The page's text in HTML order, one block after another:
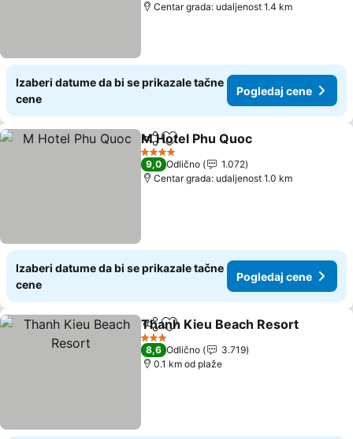
Centar grada: udaljenost 1.4 km
Izaberi datume da bi se prikazale tačne
cene
Pogledaj cene
Deli Dodati u favorite
M Hotel Phu Quoc
4 Zvezdice
9,0 Odlično
1.072
Centar grada: udaljenost 1.0 km
Izaberi datume da bi se prikazale tačne
cene
Pogledaj cene
Deli Dodati u favorite
Thanh Kieu Beach Resort
3 Zvezdice
8,6 Odlično
3.719
0.1 km od plaže